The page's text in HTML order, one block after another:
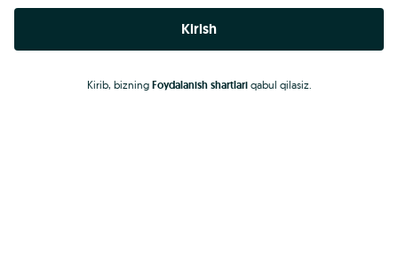
Kirish
Kirib, bizning Foydalanish shartlariqabul qilasiz.